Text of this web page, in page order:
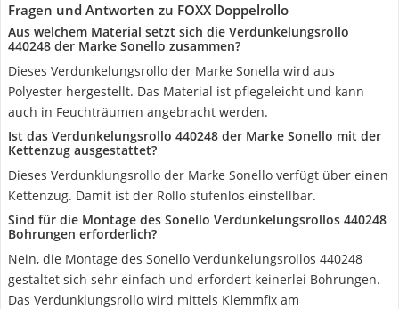
Fragen und Antworten zu FOXX Doppelrollo
Aus welchem Material setzt sich die Verdunkelungsrollo
440248 der Marke Sonello zusammen?
Dieses Verdunkelungsrollo der Marke Sonella wird aus
Polyester hergestellt. Das Material ist pflegeleicht und kann
auch in Feuchträumen angebracht werden.
Ist das Verdunkelungsrollo 440248 der Marke Sonello mit der
Kettenzug ausgestattet?
Dieses Verdunklungsrollo der Marke Sonello verfügt über einen
Kettenzug. Damit ist der Rollo stufenlos einstellbar.
Sind für die Montage des Sonello Verdunkelungsrollos 440248
Bohrungen erforderlich?
Nein, die Montage des Sonello Verdunkelungsrollos 440248
gestaltet sich sehr einfach und erfordert keinerlei Bohrungen.
Das Verdunklungsrollo wird mittels Klemmfix am